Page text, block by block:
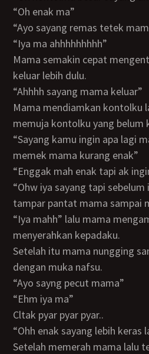
“oh enak ma”
“ayo sayang remas tetek
“iya ma ahhhhhhhhh”
Mama semakin cepat mengentotku lalu mama pun
keluar lebih dulu.
“ahhhh sayang mama keluar”
Mama mendiamkan kontolku lalu mama berlutut lalu
memuja kontolku yang belum
“sayang kamu ingin apa lagi maaf ya mungkin
memek mama kurang enak”
“enggak mah enak tapi ak
“ohw iya sayang tapi sebelum itu ak ingin kamu
tampar pantat mama sampai
“iya mahh” lalu mama mengambil ikat pinggang lalu
menyerahkan kepadaku.
Setelah itu mama nungging sambil liat kebelakang
dengan muka nafsu.
“ayo sayng pecut mama”
“ehm iya ma”
Cltak pyar pyar pyar..
“ohh enak sayang lebih keras
Setelah memerah mama lalu tersenyum nafsu lalu